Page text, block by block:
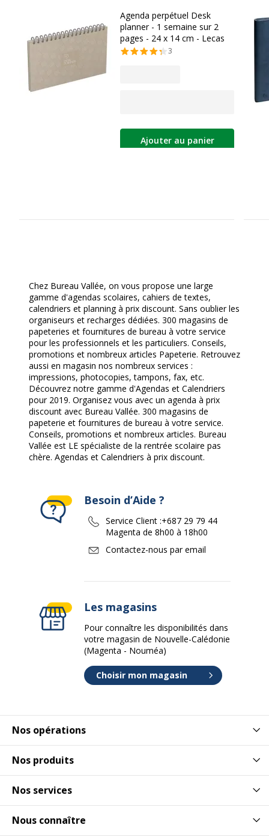
Agenda perpétuel Desk
planner - 1 semaine sur 2
pages - 24 x 14 cm - Lecas
3
Ajouter au panier
Chez Bureau Vallée, on vous propose une large
gamme d'agendas scolaires, cahiers de textes,
calendriers et planning à prix discount. Sans oublier les
organiseurs et recharges dédiées. 300 magasins de
papeteries et fournitures de bureau à votre service
pour les professionnels et les particuliers. Conseils,
promotions et nombreux articles Papeterie. Retrouvez
aussi en magasin nos nombreux services :
impressions, photocopies, tampons, fax, etc.
Découvrez notre gamme d'Agendas et Calendriers
pour 2019. Organisez vous avec un agenda à prix
discount avec Bureau Vallée. 300 magasins de
papeterie et fournitures de bureau à votre service.
Conseils, promotions et nombreux articles. Bureau
Vallée est LE spécialiste de la rentrée scolaire pas
chère. Agendas et Calendriers à prix discount.
Nos opérations
Nos produits
Nos services
Nous connaître
Besoin d’Aide ?
Service Client :+687 29 79 44
Magenta de 8h00 à 18h00
Contactez-nous par email
Les magasins
Pour connaître les disponibilités dans
votre magasin de Nouvelle-Calédonie
(Magenta - Nouméa)
Choisir mon magasin